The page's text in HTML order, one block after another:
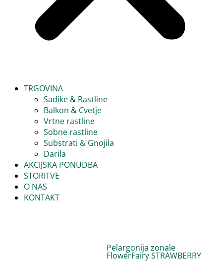
TRGOVINA
Sadike & Rastline
Balkon & Cvetje
Vrtne rastline
Sobne rastline
Substrati & Gnojila
Darila
AKCIJSKA PONUDBA
STORITVE
O NAS
KONTAKT
Pelargonija zonale
FlowerFairy STRAWBERRY